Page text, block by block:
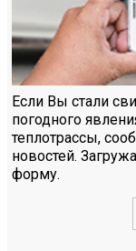
Если Вы стали
погодного
теплотрассы,
новостей.
форму.